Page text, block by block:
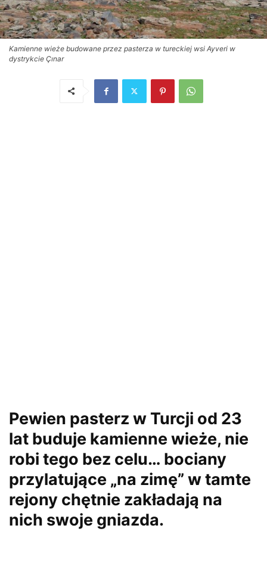
Kamienne wieże budowane przez pasterza w tureckiej wsi Ayveri w
dystrykcie Çınar
Pewien pasterz w Turcji od 23
lat buduje kamienne wieże, nie
robi tego bez celu… bociany
przylatujące „na zimę” w tamte
rejony chętnie zakładają na
nich swoje gniazda.